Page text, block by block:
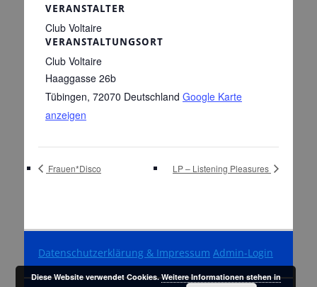
VERANSTALTUNGSORT
Club Voltaire
Haaggasse 26b
Tübingen, 72070 Deutschland Google Karte
anzeigen
VERANSTALTER
Club Voltaire
Frauen*Disco LP – Listening Pleasures
Datenschutzerklärung & Impressum Admin-Login
Diese Website verwendet Cookies.Weitere Informationen stehen in